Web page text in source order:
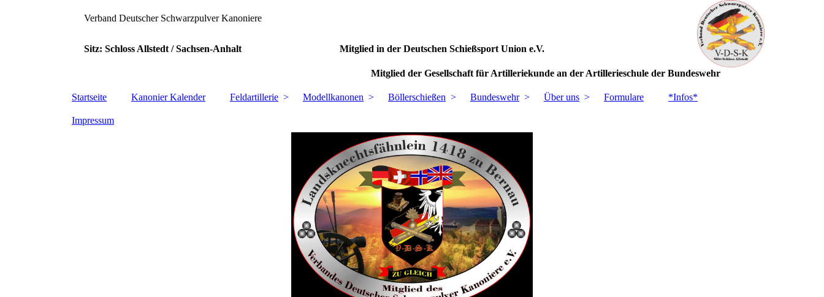
Verband Deutscher Schwarzpulver Kanoniere
Sitz: Schloss Allstedt / Sachsen-Anhalt Mitglied in der Deutschen Schießsport Union e.V.
Mitglied der Gesellschaft für Artilleriekunde an der Artillerieschule der Bundeswehr
Startseite Kanonier Kalender Feldartillerie Modellkanonen Böllerschießen Bundeswehr Über uns Formulare *Infos*
Impressum